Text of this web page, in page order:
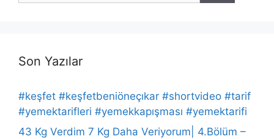
Son Yazılar
#keşfet #keşfetbeniöneçıkar #shortvideo #tarif
#yemektarifleri #yemekkapışması #yemektarifi
43 Kg Verdim 7 Kg Daha Veriyorum| 4.Bölüm –